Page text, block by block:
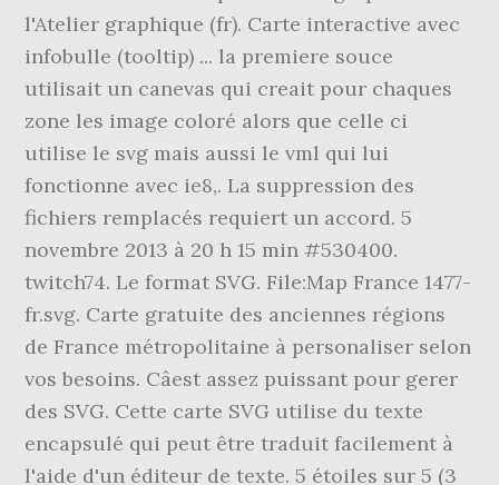
l'Atelier graphique (fr). Carte interactive avec
infobulle (tooltip) ... la premiere souce
utilisait un canevas qui creait pour chaques
zone les image coloré alors que celle ci
utilise le svg mais aussi le vml qui lui
fonctionne avec ie8,. La suppression des
fichiers remplacés requiert un accord. 5
novembre 2013 à 20 h 15 min #530400.
twitch74. Le format SVG. File:Map France 1477-
fr.svg. Carte gratuite des anciennes régions
de France métropolitaine à personaliser selon
vos besoins. Câest assez puissant pour gerer
des SVG. Cette carte SVG utilise du texte
encapsulé qui peut être traduit facilement à
l'aide d'un éditeur de texte. 5 étoiles sur 5 (3